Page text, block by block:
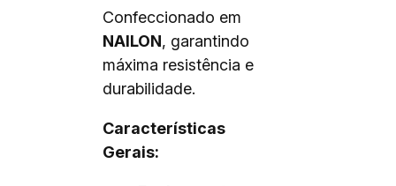
Confeccionado em
NAILON, garantindo
máxima resistência e
durabilidade.
Características
Gerais: